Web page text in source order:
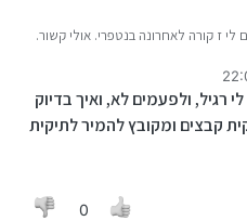
לי ז קורה לאחרונה בנטפרי. אולי קשור.
רגיל, ולפעמים לא, ואיך בדיוק
קבצים ומקובץ להמיר לתיקית
0